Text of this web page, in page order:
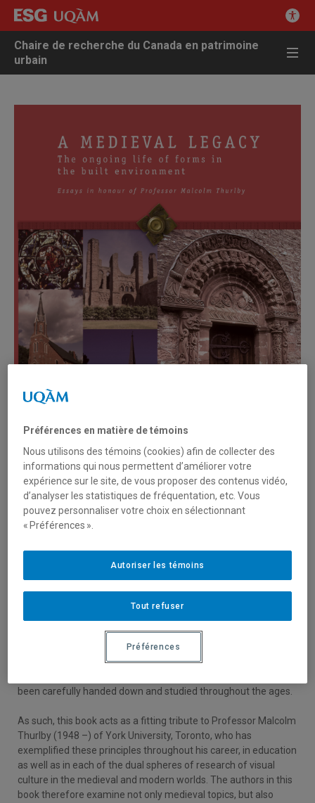
Chaire de recherche du Canada en patrimoine
urbain
13 janvier 2021
A medieval legacy. The ongoing life of forms in
the built environment
together harmoniously to produce a coherent whole. These
arts have continued, or have been revived variously over the
centuries far beyond the confines of Europe. This
demonstrates that, aside from tangible visual and material
culture, the legacy of the Middle Ages likewise consists of a
been carefully handed down and studied throughout the ages.
As such, this book acts as a fitting tribute to Professor Malcolm
Thurlby (1948 –) of York University, Toronto, who has
exemplified these principles throughout his career, in education
as well as in each of the dual spheres of research of visual
culture in the medieval and modern worlds. The authors in this
book therefore examine not only medieval topics, but also
Préférences en matière de témoins
Nous utilisons des témoins (cookies) afin de collecter des
informations qui nous permettent d’améliorer votre
expérience sur le site, de vous proposer des contenus vidéo,
d’analyser les statistiques de fréquentation, etc. Vous
pouvez personnaliser votre choix en sélectionnant
« Préférences ».
Tout refuser
Autoriser les témoins
Préférences